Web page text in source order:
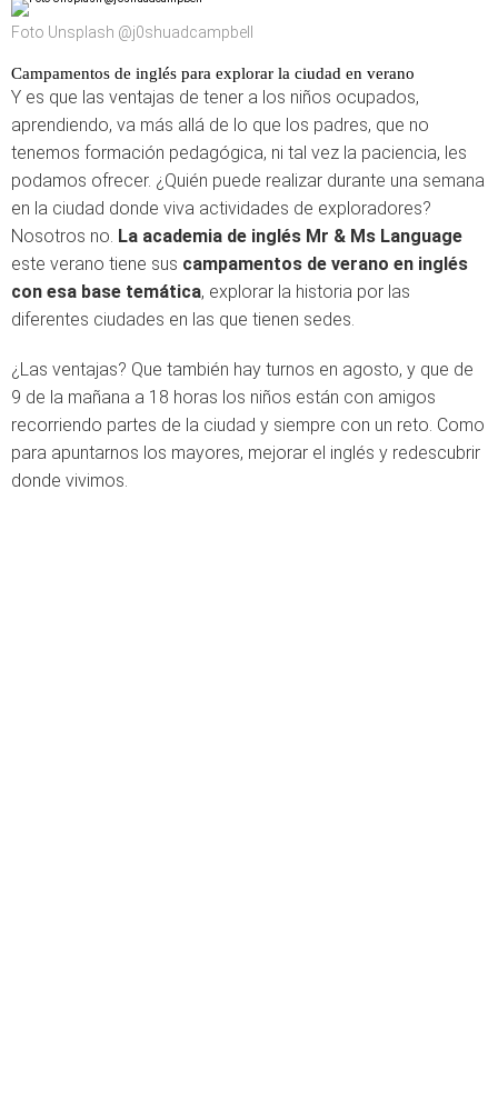
Foto Unsplash @j0shuadcampbell
Campamentos de inglés para explorar la ciudad en verano
Y es que las ventajas de tener a los niños ocupados,
aprendiendo, va más allá de lo que los padres, que no
tenemos formación pedagógica, ni tal vez la paciencia, les
podamos ofrecer. ¿Quién puede realizar durante una semana
en la ciudad donde viva actividades de exploradores?
Nosotros no. La academia de inglés Mr & Ms Language
este verano tiene sus campamentos de verano en inglés
con esa base temática, explorar la historia por las
diferentes ciudades en las que tienen sedes.
¿Las ventajas? Que también hay turnos en agosto, y que de
9 de la mañana a 18 horas los niños están con amigos
recorriendo partes de la ciudad y siempre con un reto. Como
para apuntarnos los mayores, mejorar el inglés y redescubrir
donde vivimos.